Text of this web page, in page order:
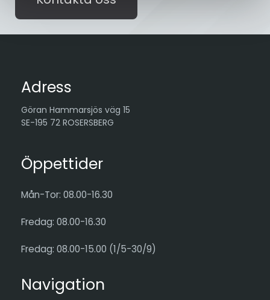
Adress
Göran Hammarsjös väg 15
SE-195 72 ROSERSBERG
Öppettider
Mån-Tor: 08.00-16.30
Fredag: 08.00-16.30
Fredag: 08.00-15.00 (1/5-30/9)
Navigation